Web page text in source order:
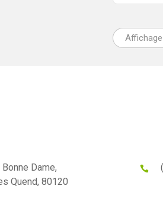
Dame,
Quend, 80120